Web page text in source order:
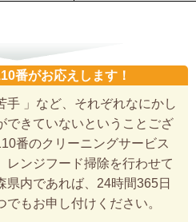
番がお応えします！
手 」など、それぞれなにかし
できていないということござ
番のクリーニングサービス
レンジフード掃除を行わせて
県内であれば、24時間365日
もお申し付けください。